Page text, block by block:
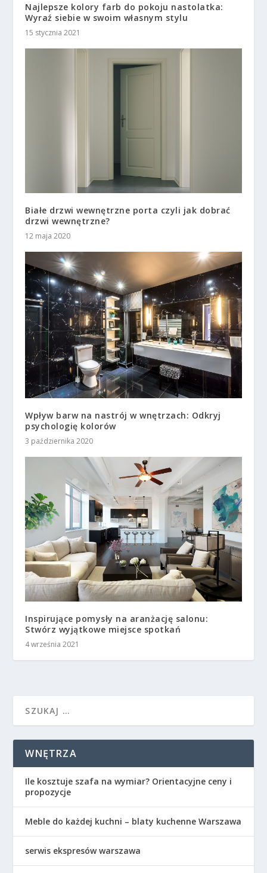
Najlepsze kolory farb do pokoju nastolatka:
Wyraź siebie w swoim własnym stylu
15 stycznia 2021
Białe drzwi wewnętrzne porta czyli jak dobrać
drzwi wewnętrzne?
12 maja 2020
Wpływ barw na nastrój w wnętrzach: Odkryj
psychologię kolorów
3 października 2020
Inspirujące pomysły na aranżację salonu:
Stwórz wyjątkowe miejsce spotkań
4 września 2021
WNĘTRZA
Ile kosztuje szafa na wymiar? Orientacyjne ceny i
propozycje
Meble do każdej kuchni – blaty kuchenne Warszawa
serwis ekspresów warszawa